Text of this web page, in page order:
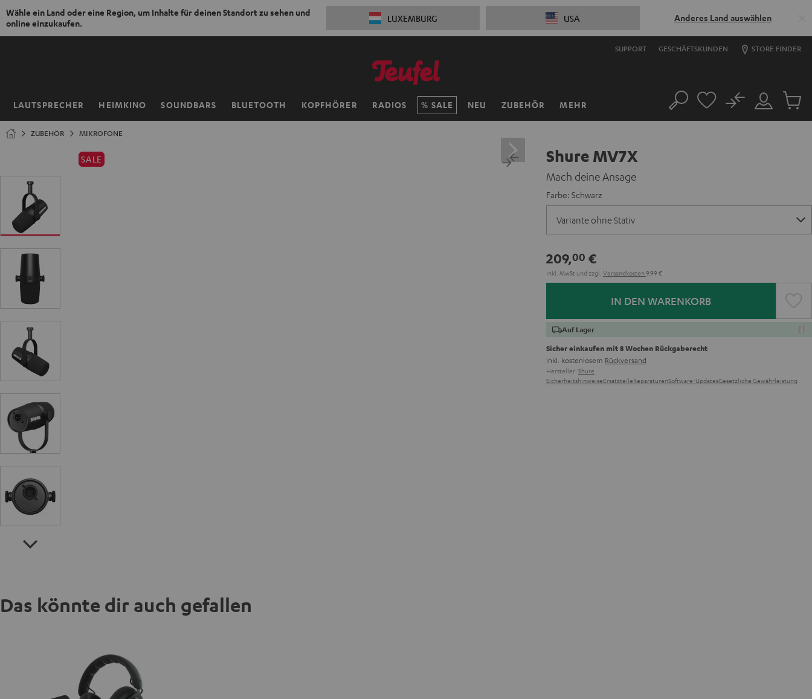
Wähle ein Land oder eine Region, um Inhalte für deinen Standort zu sehen und
online einzukaufen.
LUXEMBURG USA Anderes Land auswählen
ZUM
SUPPORT GESCHÄFTSKUNDEN STORE FINDER
LAUTSPRECHER HEIMKINO SOUNDBARS BLUETOOTH KOPFHÖRER RADIOS SALE NEU ZUBEHÖR MEHR
Startseite Suche
Mein
Konto
No
Artikel
ZUBEHÖR MIKROFONE
SALE Shure MV7X
Mach deine Ansage
Farbe: Schwarz
209,00 €
Inkl. MwSt und zzgl. Versandkosten 9,99 €
IN DEN WARENKORB
Auf Lager
Sicher einkaufen mit 8 Wochen Rückgaberecht
inkl. kostenlosem Rückversand
Hersteller: Shure
SicherheitshinweiseErsatzteileReparaturenSoftware-UpdatesGesetzliche Gewährleistung
Das könnte dir auch gefallen